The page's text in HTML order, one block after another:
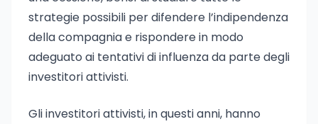
strategie possibili per difendere l’indipendenza
della compagnia e rispondere in modo
adeguato ai tentativi di influenza da parte degli
investitori attivisti.
Gli investitori attivisti, in questi anni, hanno